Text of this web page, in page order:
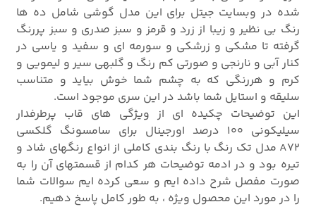
شده در وبسایت جیتل برای این مدل گوشی شامل ده ها
رنگ بی نظیر و زیبا از زرد و قرمز و سبز صدری و سبز پررنگ
گرفته تا مشکی و زرشکی و سورمه ای و سفید و یاسی در
کنار آبی و نارنجی و صورتی کم رنگ و گلبهی سیر و لیمویی و
کرم و هررنگی که به چشم شما خوش بیاید و متناسب
سلیقه و استایل شما باشد در این سری موجود است.
این توضیحات چکیده ای از ویژگی های قاب پرطرفدار
سیلیکونی 100 درصد اورجینال برای سامسونگ گلکسی
A72 مدل تک رنگ با رنگ بندی کاملی از انواع رنگهای شاد و
تیره بود و در ادمه توضیحات هر کدام از قسمتهای آن را به
صورت مفصل شرح داده ایم و سعی کرده ایم سوالات شما
را در مورد این محصول ویژه ، به طور کامل پاسخ دهیم.